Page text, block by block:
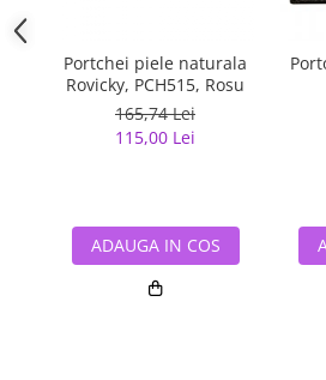
Portchei piele naturala
Rovicky, PCH515, Rosu
165,74 Lei
115,00 Lei
ADAUGA IN COS